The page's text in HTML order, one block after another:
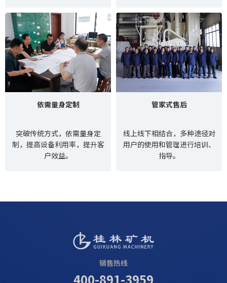
依需量身定制
突破传统方式，依需量身定
制，提高设备利用率，提升客
户效益。
管家式售后
线上线下相结合，多种途径对
用户的使用和管理进行培训、
指导。
销售热线
400-891-3959